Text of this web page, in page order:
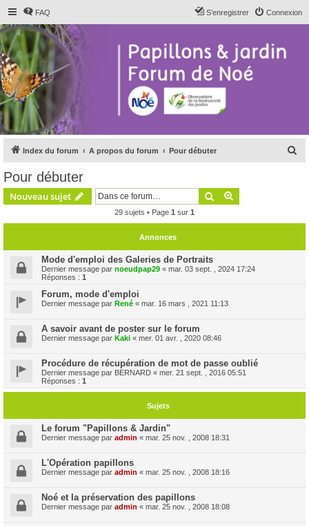
FAQ Connexion
S’enregistrer
Index du forum A propos du forum Pour débuter
c
Pour débuter
Nouveau sujet Rechercher
29 sujets • Page 1 sur 1
Annonces
Mode d'emploi des Galeries de Portraits
Dernier message par noeudpap29 « mar. 03 sept. , 2024 17:24
Réponses : 1
Forum, mode d'emploi
Dernier message par René « mar. 16 mars , 2021 11:13
A savoir avant de poster sur le forum
Dernier message par Kaki « mer. 01 avr. , 2020 08:46
Procédure de récupération de mot de passe oublié
Dernier message par BERNARD « mer. 21 sept. , 2016 05:51
Réponses : 1
Sujets
Le forum "Papillons & Jardin"
Dernier message par admin « mar. 25 nov. , 2008 18:31
L'Opération papillons
Dernier message par admin « mar. 25 nov. , 2008 18:16
Noé et la préservation des papillons
Dernier message par admin « mar. 25 nov. , 2008 18:08